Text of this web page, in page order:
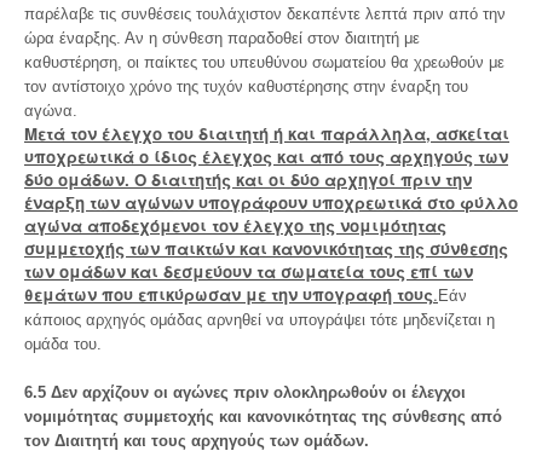
παρέλαβε τις συνθέσεις τουλάχιστον δεκαπέντε λεπτά πριν από την
ώρα έναρξης. Αν η σύνθεση παραδοθεί στον διαιτητή με
καθυστέρηση, οι παίκτες του υπευθύνου σωματείου θα χρεωθούν με
τον αντίστοιχο χρόνο της τυχόν καθυστέρησης στην έναρξη του
αγώνα.
Μετά τον έλεγχο του διαιτητή ή και παράλληλα, ασκείται
υποχρεωτικά ο ίδιος έλεγχος και από τους αρχηγούς των
δύο ομάδων. Ο διαιτητής και οι δύο αρχηγοί πριν την
έναρξη των αγώνων υπογράφουν υποχρεωτικά στο φύλλο
αγώνα αποδεχόμενοι τον έλεγχο της νομιμότητας
συμμετοχής των παικτών και κανονικότητας της σύνθεσης
των ομάδων και δεσμεύουν τα σωματεία τους επί των
θεμάτων που επικύρωσαν με την υπογραφή τους. Εάν
κάποιος αρχηγός ομάδας αρνηθεί να υπογράψει τότε μηδενίζεται η
ομάδα του.
6.5 Δεν αρχίζουν οι αγώνες πριν ολοκληρωθούν οι έλεγχοι
νομιμότητας συμμετοχής και κανονικότητας της σύνθεσης από
τον Διαιτητή και τους αρχηγούς των ομάδων.